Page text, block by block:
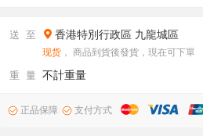
送 至 香港特別行政區 九龍城區
现货 ， 商品到貨後發貨，現在可下單
重 量 不計重量
正品保障 支付方式